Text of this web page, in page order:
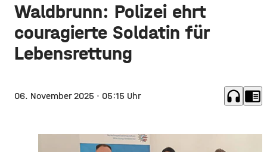
Waldbrunn: Polizei ehrt
couragierte Soldatin für
Lebensrettung
06. November 2025 · 05:15 Uhr headphones chrome_reader_mode